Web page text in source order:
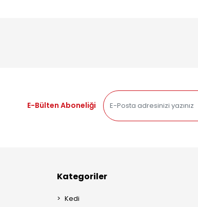
E-Bülten Aboneliği
Kategoriler
Kedi